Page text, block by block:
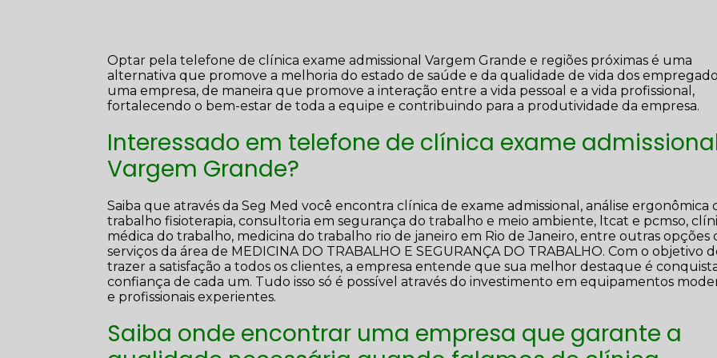
Optar pela telefone de clínica exame admissional Vargem Grande e regiões próximas é uma
alternativa que promove a melhoria do estado de saúde e da qualidade de vida dos
uma empresa, de maneira que promove a interação entre a vida pessoal e a vida profissional,
fortalecendo o bem-estar de toda a equipe e contribuindo para a produtividade da empresa.
Interessado em telefone de clínica exame
Vargem Grande?
Saiba que através da Seg Med você encontra clínica de exame admissional, análise ergonômica
trabalho fisioterapia, consultoria em segurança do trabalho e meio ambiente, ltcat e pcmso,
médica do trabalho, medicina do trabalho rio de janeiro em Rio de Janeiro, entre outras opções
serviços da área de MEDICINA DO TRABALHO E SEGURANÇA DO TRABALHO. Com o objetivo
trazer a satisfação a todos os clientes, a empresa entende que sua melhor destaque é
confiança de cada um. Tudo isso só é possível através do investimento em equipamentos
e profissionais experientes.
Saiba onde encontrar uma empresa que garante a